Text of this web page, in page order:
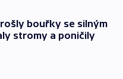
bouřky se silným
stromy a poničily